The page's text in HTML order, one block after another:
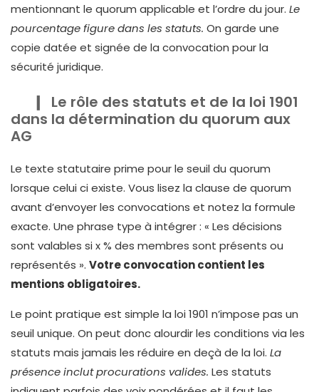
mentionnant le quorum applicable et l’ordre du jour. Le
pourcentage figure dans les statuts. On garde une
copie datée et signée de la convocation pour la
sécurité juridique.
Le rôle des statuts et de la loi 1901
dans la détermination du quorum aux
AG
Le texte statutaire prime pour le seuil du quorum
lorsque celui ci existe. Vous lisez la clause de quorum
avant d’envoyer les convocations et notez la formule
exacte. Une phrase type à intégrer : « Les décisions
sont valables si x % des membres sont présents ou
représentés ». Votre convocation contient les
mentions obligatoires.
Le point pratique est simple la loi 1901 n’impose pas un
seuil unique. On peut donc alourdir les conditions via les
statuts mais jamais les réduire en deçà de la loi. La
présence inclut procurations valides. Les statuts